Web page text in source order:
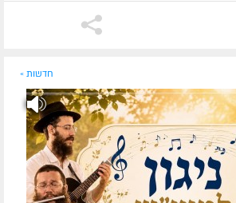
חדשות »